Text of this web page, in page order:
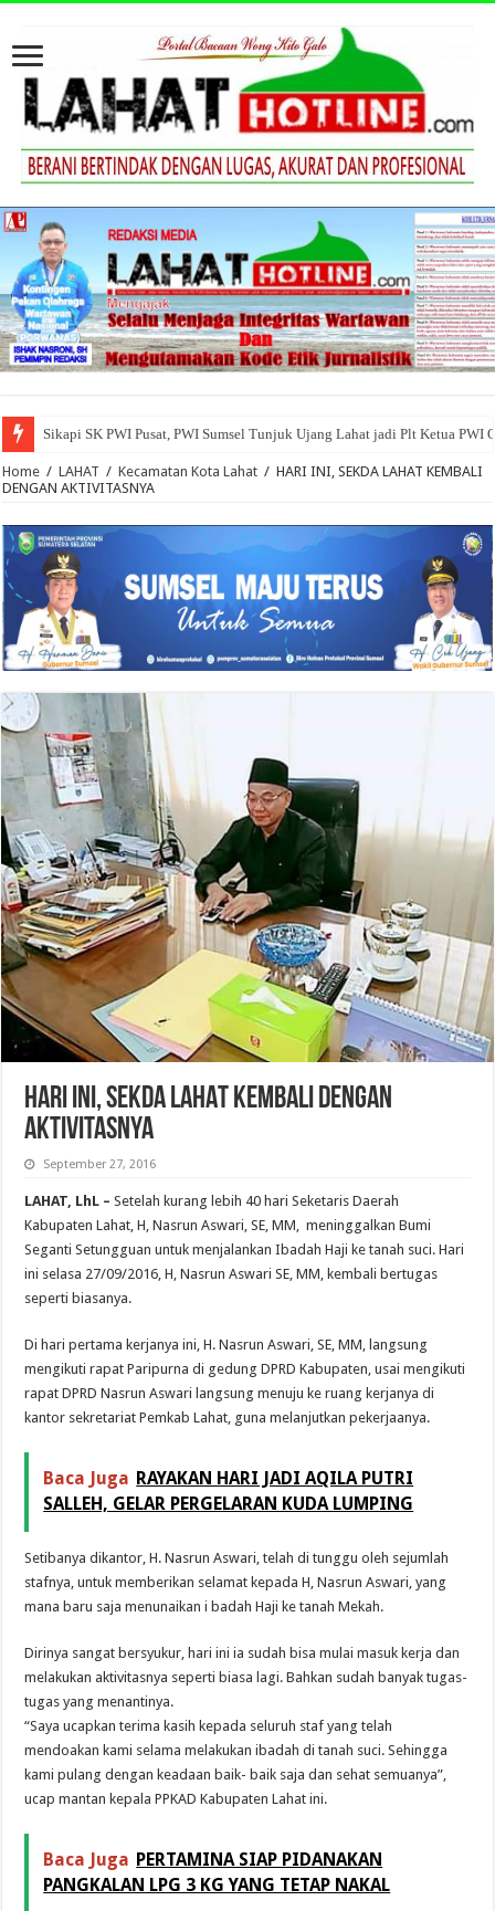
Sikapi SK PWI Pusat, PWI Sumsel Tunjuk Ujang Lahat jadi Plt Ketua PWI
Home / LAHAT / Kecamatan Kota Lahat / HARI INI, SEKDA LAHAT KEMBALI
DENGAN AKTIVITASNYA
HARI INI, SEKDA LAHAT KEMBALI DENGAN
AKTIVITASNYA
September 27, 2016
LAHAT, LhL – Setelah kurang lebih 40 hari Seketaris Daerah
Kabupaten Lahat, H, Nasrun Aswari, SE, MM, meninggalkan Bumi
Seganti Setungguan untuk menjalankan Ibadah Haji ke tanah suci. Hari
ini selasa 27/09/2016, H, Nasrun Aswari SE, MM, kembali bertugas
seperti biasanya.
Di hari pertama kerjanya ini, H. Nasrun Aswari, SE, MM, langsung
mengikuti rapat Paripurna di gedung DPRD Kabupaten, usai mengikuti
rapat DPRD Nasrun Aswari langsung menuju ke ruang kerjanya di
kantor sekretariat Pemkab Lahat, guna melanjutkan pekerjaanya.
Baca Juga RAYAKAN HARI JADI AQILA PUTRI
SALLEH, GELAR PERGELARAN KUDA LUMPING
Setibanya dikantor, H. Nasrun Aswari, telah di tunggu oleh sejumlah
stafnya, untuk memberikan selamat kepada H, Nasrun Aswari, yang
mana baru saja menunaikan i badah Haji ke tanah Mekah.
Dirinya sangat bersyukur, hari ini ia sudah bisa mulai masuk kerja dan
melakukan aktivitasnya seperti biasa lagi. Bahkan sudah banyak tugas-
tugas yang menantinya.
“Saya ucapkan terima kasih kepada seluruh staf yang telah
mendoakan kami selama melakukan ibadah di tanah suci. Sehingga
kami pulang dengan keadaan baik- baik saja dan sehat semuanya”,
ucap mantan kepala PPKAD Kabupaten Lahat ini.
Baca Juga PERTAMINA SIAP PIDANAKAN
PANGKALAN LPG 3 KG YANG TETAP NAKAL